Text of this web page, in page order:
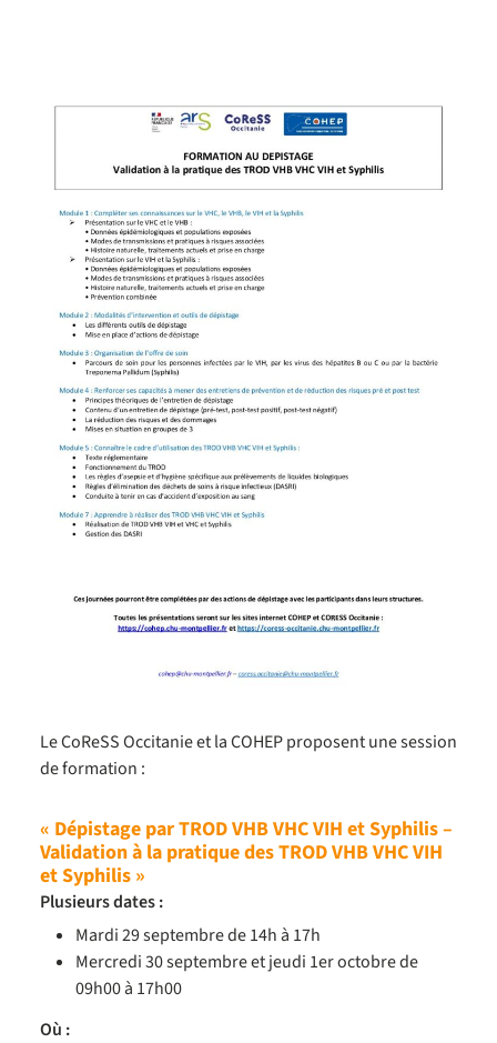
Le CoReSS Occitanie et la COHEP proposent une session
de formation :
« Dépistage par TROD VHB VHC VIH et Syphilis –
Validation à la pratique des TROD VHB VHC VIH
et Syphilis »
Plusieurs dates :
Mardi 29 septembre de 14h à 17h
Mercredi 30 septembre et jeudi 1er octobre de
09h00 à 17h00
Où :